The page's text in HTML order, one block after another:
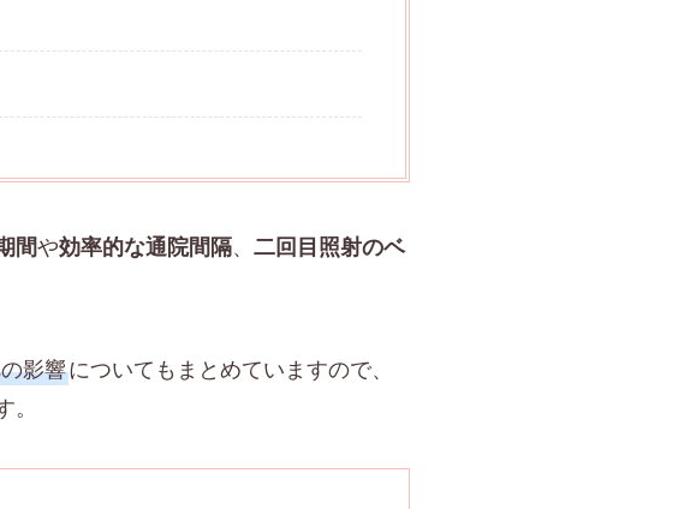
間や効率的な通院間隔、 二回目照射のベ
影響についてもまとめていますので、